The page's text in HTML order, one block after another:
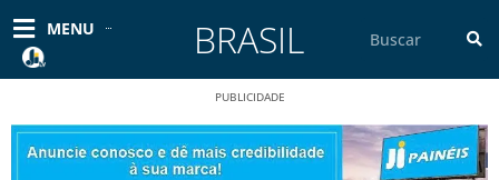
para
conteúdo
MENU BRASIL
PUBLICIDADE